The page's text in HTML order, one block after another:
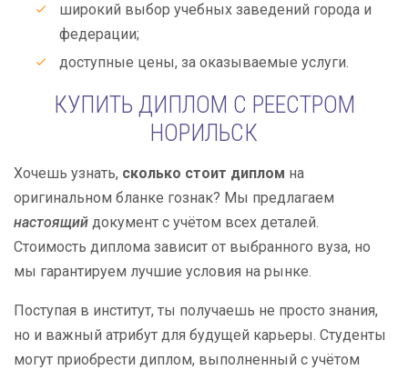
широкий выбор учебных заведений города и
федерации;
доступные цены, за оказываемые услуги.
КУПИТЬ ДИПЛОМ С РЕЕСТРОМ
НОРИЛЬСК
Хочешь узнать, сколько стоит диплом на
оригинальном бланке гознак? Мы предлагаем
настоящий документ с учётом всех деталей.
Стоимость диплома зависит от выбранного вуза, но
мы гарантируем лучшие условия на рынке.
Поступая в институт, ты получаешь не просто знания,
но и важный атрибут для будущей карьеры. Студенты
могут приобрести диплом, выполненный с учётом